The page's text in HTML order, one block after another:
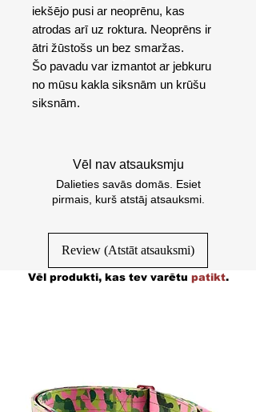
iekšējo pusi ar neoprēnu, kas
atrodas arī uz roktura. Neoprēns ir
ātri žūstošs un bez smaržas.
Šo pavadu var izmantot ar jebkuru
no mūsu kakla siksnām un krūšu
siksnām.
Vēl nav atsauksmju
Dalieties savās domās. Esiet
pirmais, kurš atstāj atsauksmi.
Review (Atstāt atsauksmi)
Vēl produkti, kas tev varētu patikt.